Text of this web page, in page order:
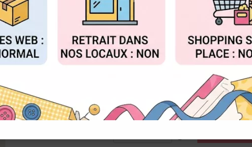
Réf. :05SCL56
Tsukineko
Nettoyant tampon
56 ml
Pour nettoyer toutes sortes de
à base d’eau comme à base de
ACCEPTER TOUT